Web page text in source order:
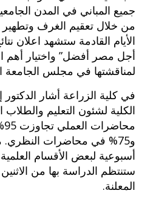
جميع المباني في المدن
من خلال تعقيم الغرف وتطهير
الأيام القادمة ستشهد اعلان
أجل مصر أفضل” واختيار أهم
لمناقشتها في مجلس الجامعة
في كلية الزراعة أشار
الكلية لشئون التعليم
و75% في محاضرات
أسبوعية لبعض الأقسام
ستنتظم الدراسة بها من
المعلنة.